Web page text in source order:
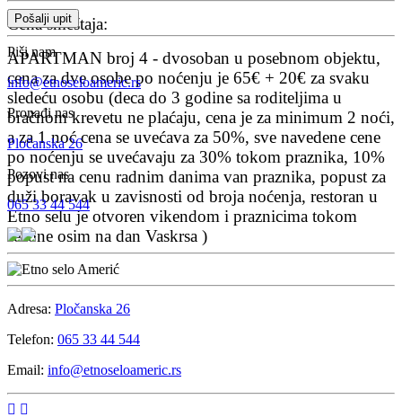
Cena smeštaja:
APARTMAN broj 4 - dvosoban u posebnom objektu,
cena za dve osobe po noćenju je 65€ + 20€ za svaku
sledeću osobu (deca do 3 godine sa roditeljima u
bračnom krevetu ne plaćaju, cena je za minimum 2 noći,
a za 1 noć cena se uvećava za 50%, sve navedene cene
po noćenju se uvećavaju za 30% tokom praznika, 10%
popust na cenu radnim danima van praznika, popust za
duži boravak u zavisnosti od broja noćenja, restoran u
Etno selu je otvoren vikendom i praznicima tokom
sezone osim na dan Vaskrsa )
Pošalji upit
Piši nam
info@etnoseloameric.rs
Pronađi nas
Pločanska 26
Pozovi nas
065 33 44 544
Adresa: Pločanska 26
Telefon: 065 33 44 544
Email: info@etnoseloameric.rs